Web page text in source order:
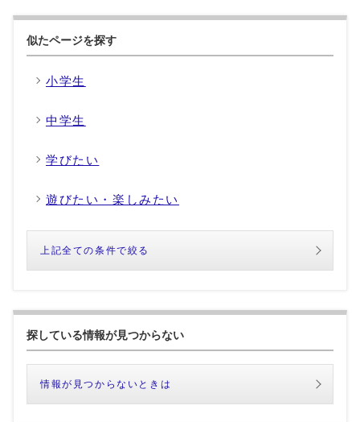
似たページを探す
小学生
中学生
学びたい
遊びたい・楽しみたい
上記全ての条件で絞る
探している情報が見つからない
情報が見つからないときは